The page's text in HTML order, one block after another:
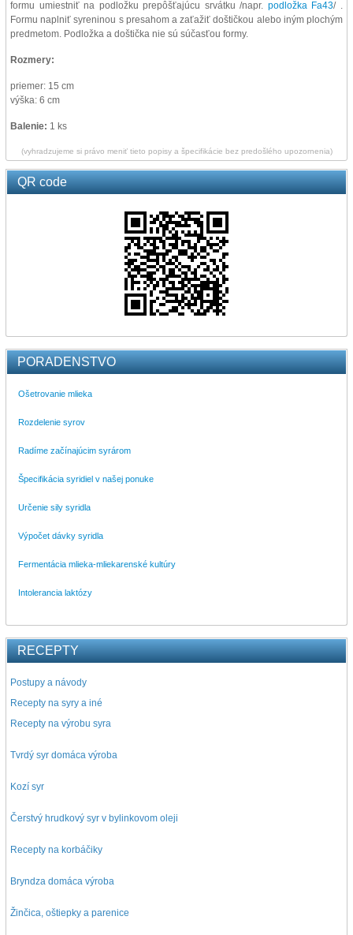
PORADENSTVO
Ošetrovanie mlieka
Rozdelenie syrov
Radíme začínajúcim syrárom
Špecifikácia syridiel v našej ponuke
Určenie sily syridla
Výpočet dávky syridla
Fermentácia mlieka-mliekarenské kultúry
Intolerancia laktózy
RECEPTY
Postupy a návody
Recepty na syry a iné
Recepty na výrobu syra
Tvrdý syr domáca výroba
Kozí syr
Čerstvý hrudkový syr v bylinkovom oleji
Recepty na korbáčiky
Bryndza domáca výroba
Žinčica, oštiepky a parenice
formu umiestniť na podložku prepôšťajúcu srvátku /napr. podložka Fa43/ .
Formu naplniť syreninou s presahom a zaťažiť doštičkou alebo iným plochým
predmetom. Podložka a doštička nie sú súčasťou formy.
Rozmery:
priemer: 15 cm
výška: 6 cm
Balenie: 1 ks
(vyhradzujeme si právo meniť tieto popisy a špecifikácie bez predošlého upozornenia)
QR code